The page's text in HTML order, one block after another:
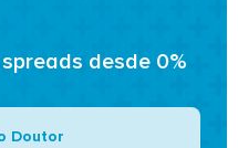
desde 0%
Doutor